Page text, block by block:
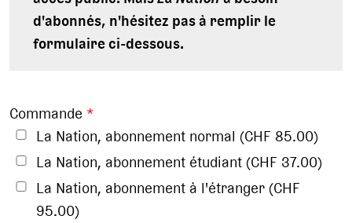
d'abonnés, n'hésitez pas à remplir le
formulaire ci-dessous.
Commande *
La Nation, abonnement normal (CHF 85.00)
La Nation, abonnement étudiant (CHF 37.00)
La Nation, abonnement à l'étranger (CHF
95.00)